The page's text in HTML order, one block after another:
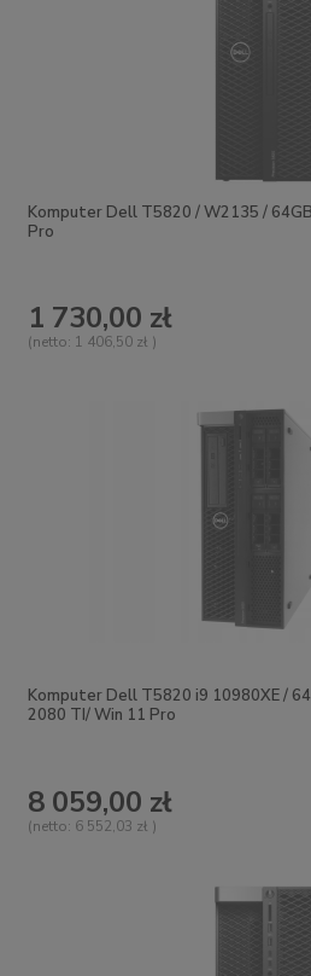
Komputer Dell T5820 / W2135 /
Pro
1 730,00 zł
(netto: 1 406,50 zł )
Komputer Dell T5820 i9 10980XE /
2080 TI/ Win 11 Pro
8 059,00 zł
(netto: 6 552,03 zł )